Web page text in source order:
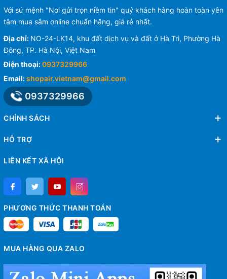
Với sứ mệnh "Nơi gửi trọn niềm tin" quý khách hàng hoàn toàn yên
tâm mua sắm online chuẩn hãng, giá rẻ nhất.
Địa chỉ: NO-24-LK14, khu đất dịch vụ và đất ở Hà Trì, Phường Hà
Đông, TP. Hà Nội, Việt Nam
Điện thoại:0937329966
Email:shopair.vietnam@gmail.com
0937329966
CHÍNH SÁCH
HỖ TRỢ
LIÊN KẾT XÃ HỘI
PHƯƠNG THỨC THANH TOÁN
MUA HÀNG QUA ZALO